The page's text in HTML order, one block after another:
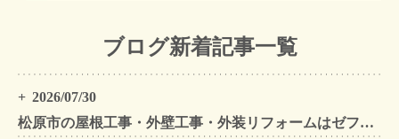
ブログ新着記事一覧
2026/07/30
松原市の屋根工事・外壁工事・外装リフォームはゼファン！松原市内の工事事例もご紹介